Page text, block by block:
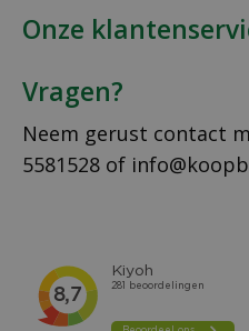
Onze
Vragen?
Neem gerust contact
5581528 of